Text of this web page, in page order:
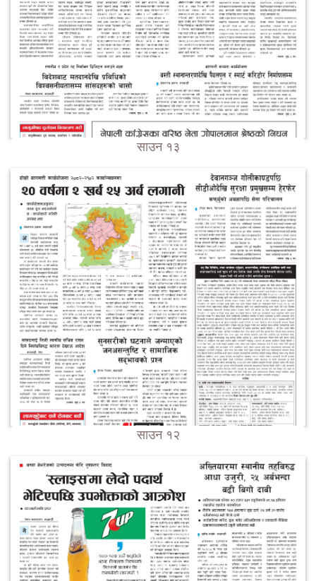
साउन १३
साउन १२